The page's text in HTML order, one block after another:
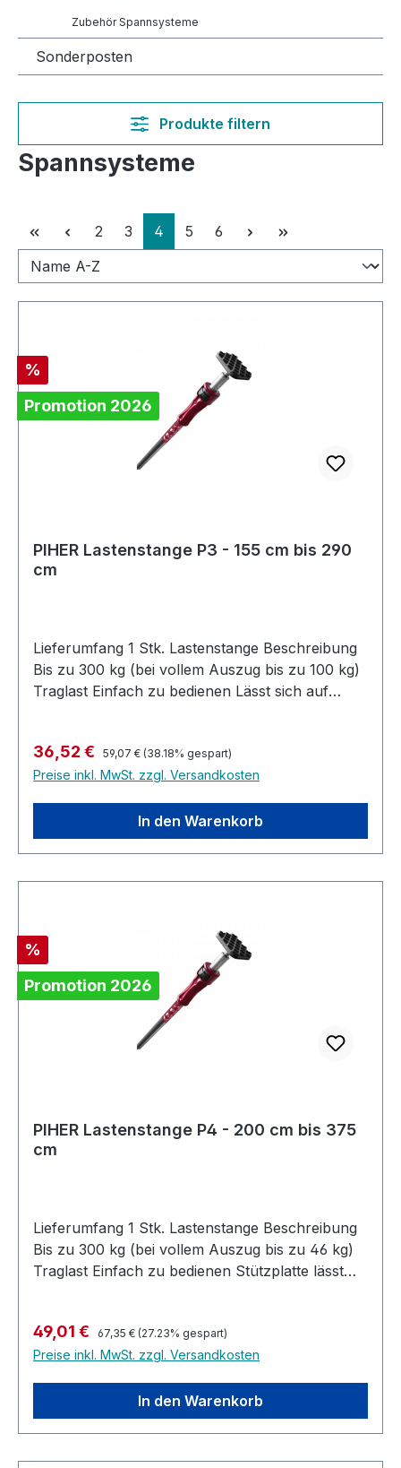
Zubehör Spannsysteme
Sonderposten
Produkte filtern
Spannsysteme
Seite
2 Seite
3 Seite
4 Seite
5 Seite
6
Rabatt
%
Promotion 2026
PIHER Lastenstange P3 - 155 cm bis 290
cm
Lieferumfang 1 Stk. Lastenstange Beschreibung
Bis zu 300 kg (bei vollem Auszug bis zu 100 kg)
Traglast Einfach zu bedienen Lässt sich auf
Gewicht: 2,61 kg
Verkaufspreis:
36,52 € Regulärer Preis:
59,07 € (38.18% gespart)
Preise inkl. MwSt. zzgl. Versandkosten
In den Warenkorb
Rabatt
%
Promotion 2026
PIHER Lastenstange P4 - 200 cm bis 375
cm
Lieferumfang 1 Stk. Lastenstange Beschreibung
Bis zu 300 kg (bei vollem Auszug bis zu 46 kg)
Traglast Einfach zu bedienen Stützplatte lässt
Arbeiten mit 15kg PressdruckStützen können
auch um 180° gedreht genutzt werdenZur
Druckerhöhung / anheben von Werkstücken
reicht eine einfache Drehung des
Griffesumfangreiches Zubehör optional
Verkaufspreis:
49,01 € Regulärer Preis:
67,35 € (27.23% gespart)
Preise inkl. MwSt. zzgl. Versandkosten
In den Warenkorb